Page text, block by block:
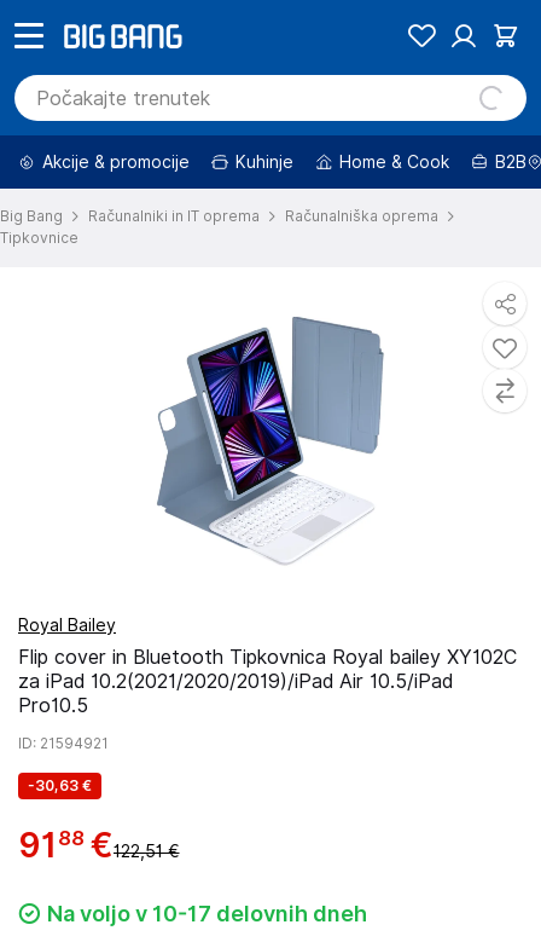
Akcije & promocije Kuhinje Home & Cook B2B
Big Bang Računalniki in IT oprema
Računalniška oprema
Tipkovnice
Royal Bailey
Flip cover in Bluetooth Tipkovnica Royal bailey XY102C
za iPad 10.2(2021/2020/2019)/iPad Air 10.5/iPad
Pro10.5
ID: 21594921
-30,63 €
91 88 €122,51 €
Na voljo v 10-17 delovnih dneh